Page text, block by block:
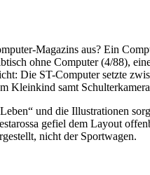
Magazins aus? Ein
ohne Computer (4/88),
Die ST-Computer setzte
Kleinkind samt
und die Illustrationen
gefiel dem Layout
nicht der Sportwagen.